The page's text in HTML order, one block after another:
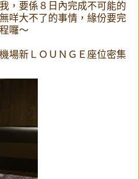
，要係８日內完成不可能的
咩大不了的事情，緣份要完
囉～
場新ＬＯＵＮＧＥ座位密集